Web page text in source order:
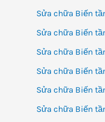
Sửa chữa Biến
Sửa chữa Biến
Sửa chữa Biến
Sửa chữa Biến
Sửa chữa Biến
Sửa chữa Biến